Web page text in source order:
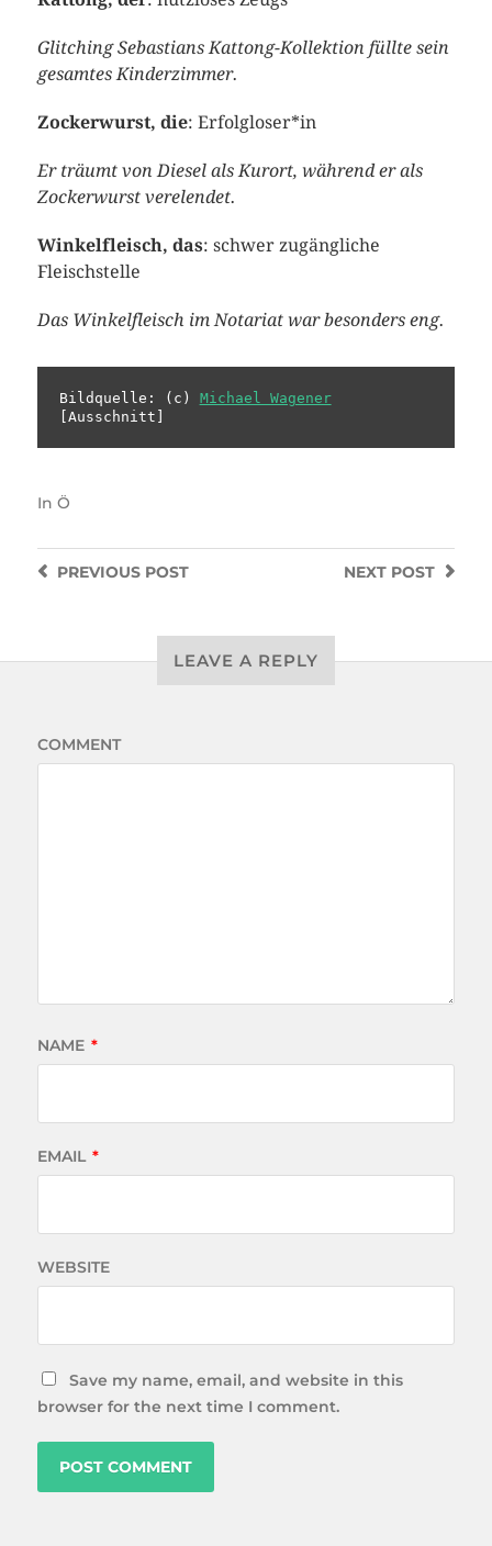
Glitching SebastiansKattong-Kollektion füllte sein
gesamtes Kinderzimmer.
Zockerwurst, die: Erfolgloser*in
Er träumt von Diesel als Kurort, während er als
Zockerwurst verelendet.
Winkelfleisch, das: schwer zugängliche
Fleischstelle
Das Winkelfleisch im Notariat war besonders eng.
Bildquelle: (c) Michael Wagener
[Ausschnitt]
In Ö
NEXT POST
PREVIOUSPOST
LEAVE A REPLY
COMMENT
NAME *
EMAIL *
WEBSITE
Save my name, email, and website in this
browser for the next time I comment.